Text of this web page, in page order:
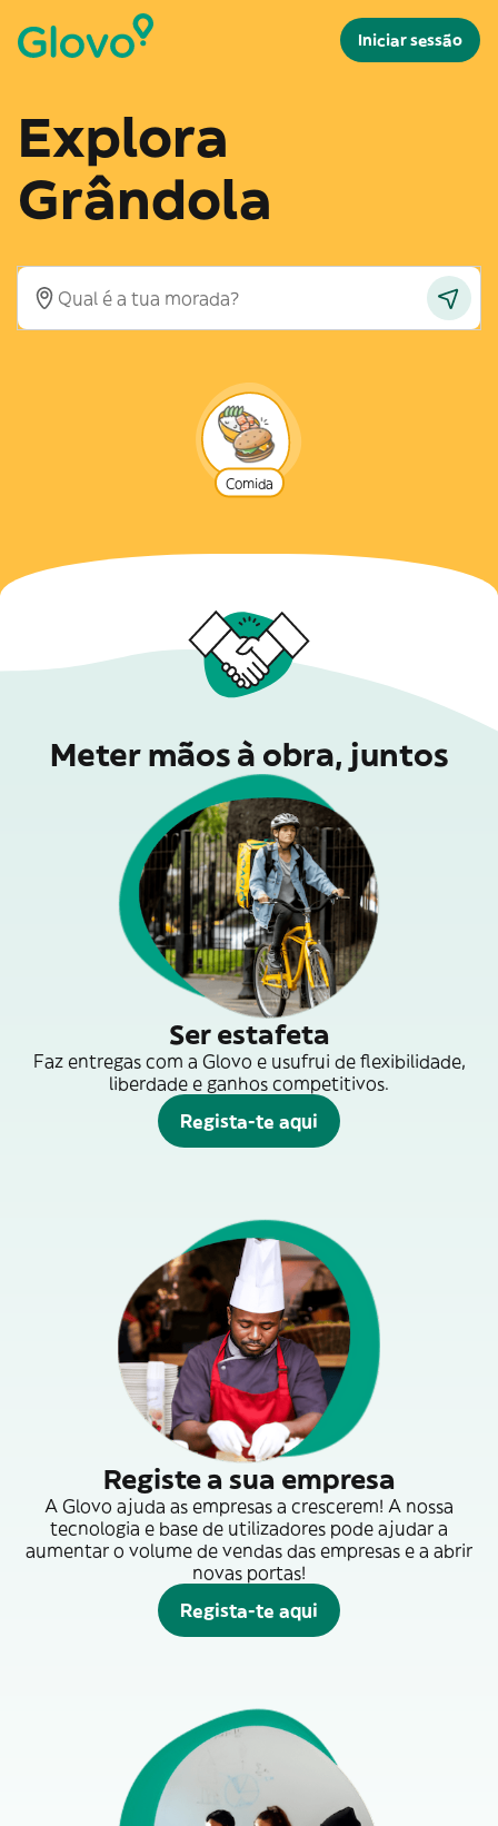
Iniciar sessão
Explora
Grândola
Comida
Meter mãos à obra, juntos
Ser estafeta
Faz entregas com a Glovo e usufrui de flexibilidade,
liberdade e ganhos competitivos.
Regista-te aqui
Registe a sua empresa
A Glovo ajuda as empresas a crescerem! A nossa
tecnologia e base de utilizadores pode ajudar a
aumentar o volume de vendas das empresas e a abrir
novas portas!
Regista-te aqui